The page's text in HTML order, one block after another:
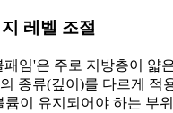
레벨 조절
임'은 주로 지방층이
종류(깊이)를 다르게
이 유지되어야 하는 부